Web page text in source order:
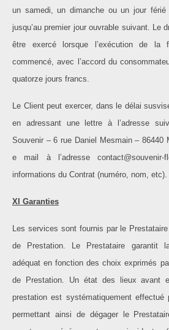
un samedi, un dimanche ou un jour
jusqu’au premier jour ouvrable suivant. Le
être exercé lorsque l’exécution de la
commencé, avec l’accord du
quatorze jours francs.
Le Client peut exercer, dans le délai
en adressant une lettre à l’adresse
Souvenir – 6 rue Daniel Mesmain – 86440
e mail à l’adresse
informations du Contrat (numéro, nom, etc).
XI Garanties
Les services sont fournis par le
de Prestation. Le Prestataire garantit
adéquat en fonction des choix exprimés
de Prestation. Un état des lieux avant
prestation est systématiquement effectué
permettant ainsi de dégager le